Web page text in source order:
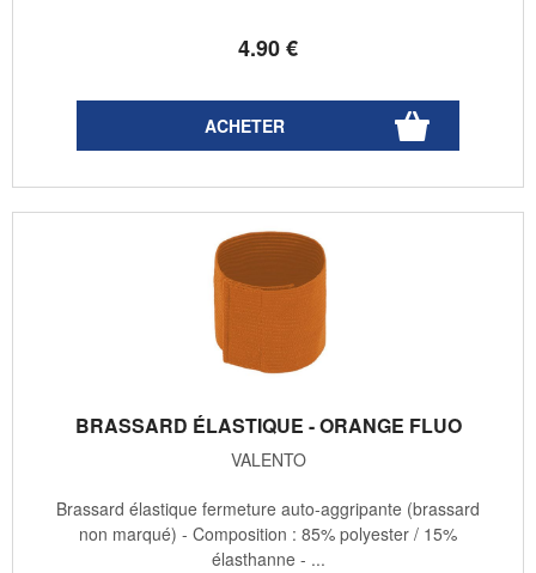
4.90€
BRASSARD ÉLASTIQUE - ORANGE FLUO
VALENTO
Brassard élastique fermeture auto-aggripante (brassard
non marqué) - Composition : 85% polyester / 15%
élasthanne - ...